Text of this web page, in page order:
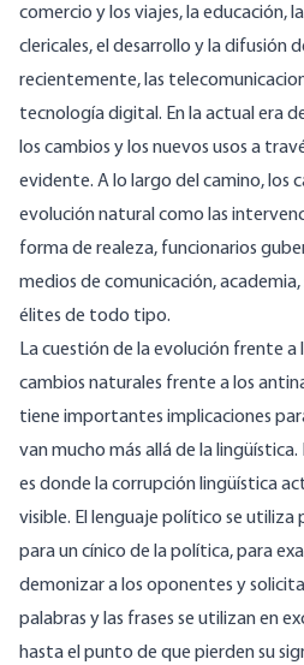
comercio y los viajes, la educación,
clericales, el desarrollo y la difusión
recientemente, las
tecnología digital. En la actual era
los cambios y los nuevos usos a
evidente. A lo largo del camino, los
evolución natural como las
forma de realeza, funcionarios
medios de comunicación,
élites de todo tipo.
La cuestión de la evolución frente a
cambios naturales frente a los
tiene importantes implicaciones
van mucho más allá de la
es donde la corrupción lingüística
visible. El lenguaje político se utiliza
para un cínico de la política, para
demonizar a los oponentes y
palabras y las frases se utilizan en
hasta el punto de que pierden su